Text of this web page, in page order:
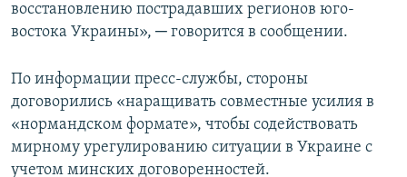
восстановлению пострадавших регионов юго-
востока Украины», ─ говорится в сообщении.
По информации пресс-службы, стороны
договорились «наращивать совместные усилия в
«нормандском формате», чтобы содействовать
мирному урегулированию ситуации в Украине с
учетом минских договоренностей.